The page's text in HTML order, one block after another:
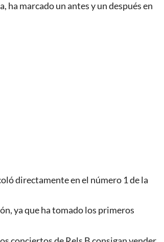
ha marcado un antes y un después en
directamente en el número 1 de la
ya que ha tomado los primeros